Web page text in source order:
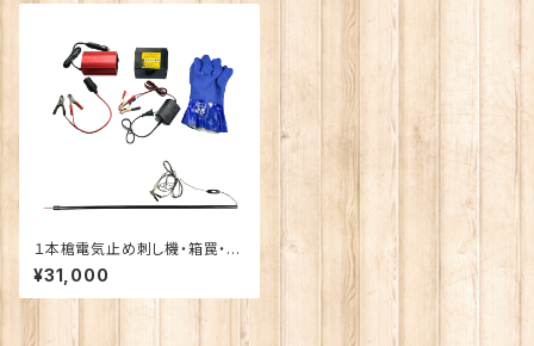
１本槍電気止め刺し機・箱罠・く
くり罠兼用 （新仕様）
¥31,000